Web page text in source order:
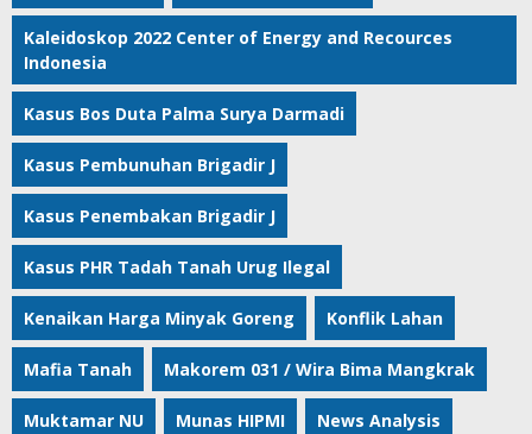
Kaleidoskop 2022 Center of Energy and Recources
Indonesia
Kasus Bos Duta Palma Surya Darmadi
Kasus Pembunuhan Brigadir J
Kasus Penembakan Brigadir J
Kasus PHR Tadah Tanah Urug Ilegal
Kenaikan Harga Minyak Goreng Konflik Lahan
Mafia Tanah Makorem 031 / Wira Bima Mangkrak
Muktamar NU Munas HIPMI News Analysis